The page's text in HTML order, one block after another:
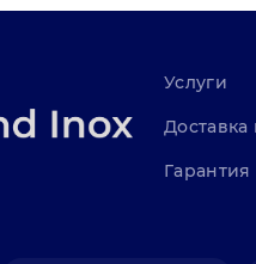
Услуги
Доставка
Гарантия